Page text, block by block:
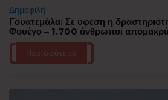
Δημοφιλή
Γουατεμάλα: Σε ύφεση η
Φουέγο – 1.700 άνθρωποι
Περισσότερα